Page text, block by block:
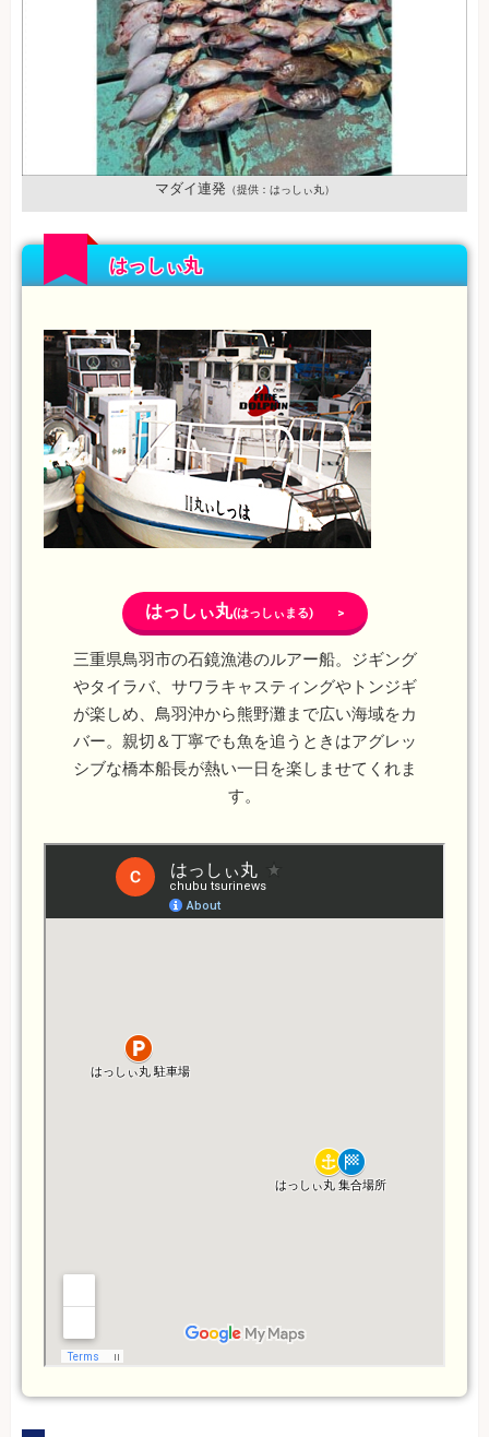
マダイ連発 （提供：はっしぃ丸）
はっしぃ丸
はっしぃ丸(はっしぃまる) >
三重県鳥羽市の石鏡漁港のルアー船。ジギング
やタイラバ、サワラキャスティングやトンジギ
が楽しめ、鳥羽沖から熊野灘まで広い海域をカ
バー。親切＆丁寧でも魚を追うときはアグレッ
シブな橋本船長が熱い一日を楽しませてくれま
す。